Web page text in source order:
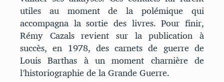
utiles au moment de la polémique qui
accompagna la sortie des livres. Pour finir,
Rémy Cazals revient sur la publication à
succès, en 1978, des carnets de guerre de
Louis Barthas à un moment charnière de
l’historiographie de la Grande Guerre.